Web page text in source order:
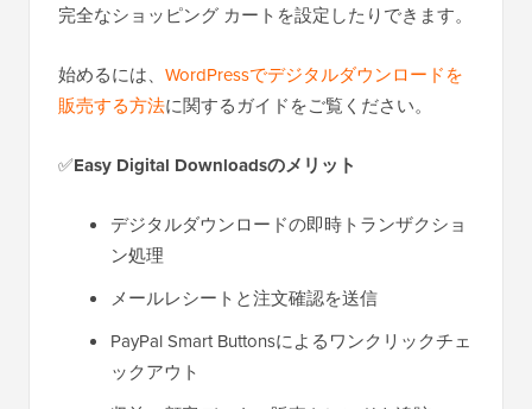
完全なショッピング カートを設定したりできます。
始めるには、 WordPressでデジタルダウンロードを
販売する方法に関するガイドをご覧ください。
✅Easy Digital Downloadsのメリット
デジタルダウンロードの即時トランザクショ
ン処理
メールレシートと注文確認を送信
PayPal Smart Buttonsによるワンクリックチェ
ックアウト